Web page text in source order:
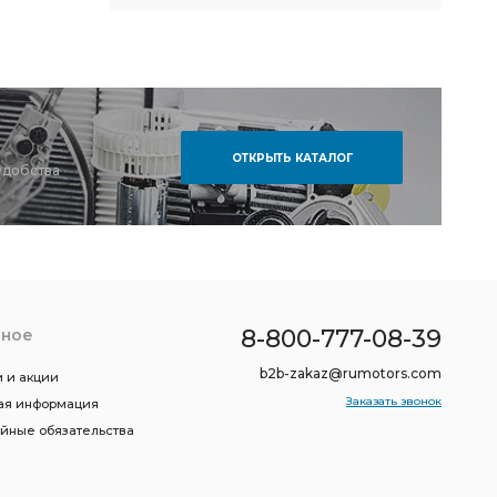
ОТКРЫТЬ КАТАЛОГ
и акции
информация
обязательства
8-800-777-08-39
b2b-zakaz@rumotors.com
Заказать звонок